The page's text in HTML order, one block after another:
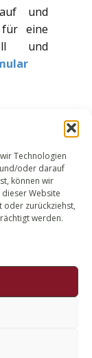
Technologien
oder darauf
können wir
Website
oder zurückziehst,
werden.
und
für eine
und